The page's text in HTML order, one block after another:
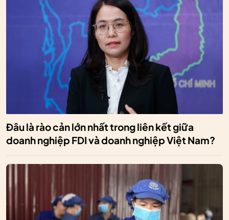
Đâu là rào cản lớn nhất trong liên kết giữa
doanh nghiệp FDI và doanh nghiệp Việt Nam?